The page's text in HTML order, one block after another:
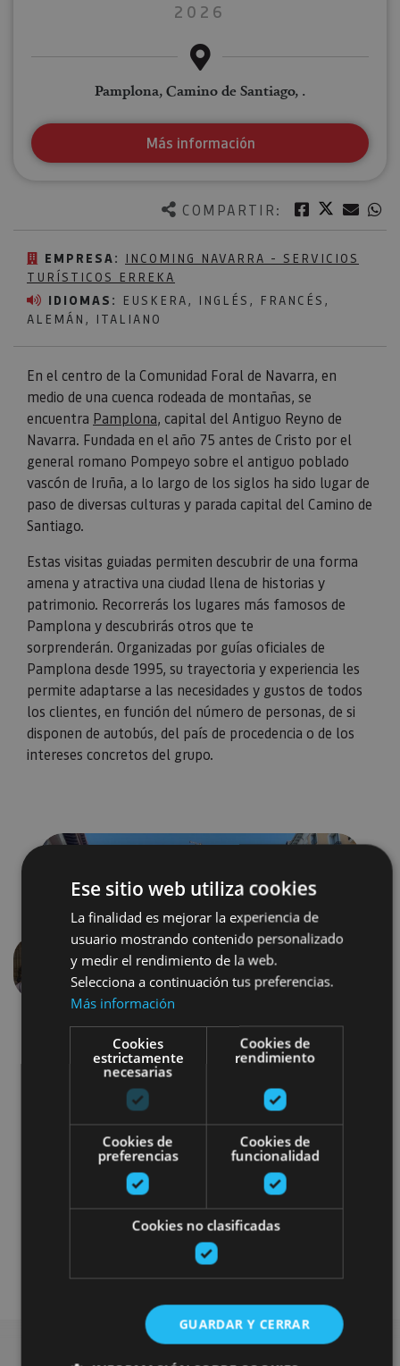
COMPARTIR: Facebook
Twitter
EMPRESA:
INCOMING NAVARRA - SERVICIOS
TURÍSTICOS ERREKA
IDIOMAS:
EUSKERA, INGLÉS, FRANCÉS,
ALEMÁN, ITALIANO
En el centro de la Comunidad Foral de Navarra, en
medio de una cuenca rodeada de montañas, se
encuentra Pamplona, capital del Antiguo Reyno de
Navarra. Fundada en el año 75 antes de Cristo por el
general romano Pompeyo sobre el antiguo poblado
vascón de Iruña, a lo largo de los siglos ha sido lugar de
paso de diversas culturas y parada capital del Camino de
Santiago.
Estas visitas guiadas permiten descubrir de una forma
amena y atractiva una ciudad llena de historias y
patrimonio. Recorrerás los lugares más famosos de
Pamplona y descubrirás otros que te
sorprenderán. Organizadas por guías oficiales de
Pamplona desde 1995, su trayectoria y experiencia les
permite adaptarse a las necesidades y gustos de todos
los clientes, en función del número de personas, de si
disponen de autobús, del país de procedencia o de los
intereses concretos del grupo.
2026
Pamplona, Camino de Santiago, .
Más información
Anterior
Localidades Camino de Santiago
Visitas guiadas Accesibilidad visual
Accesibilidad cognitiva
Accesibilidad física
Ese sitio web utiliza cookies
La finalidad es mejorar la experiencia de
usuario mostrando contenido personalizado
y medir el rendimiento de la web.
Selecciona a continuación tus preferencias.
Más información
Cookies
estrictamente
necesarias
Cookies de
rendimiento
Cookies de
preferencias
Cookies de
funcionalidad
Cookies no clasificadas
GUARDAR Y CERRAR